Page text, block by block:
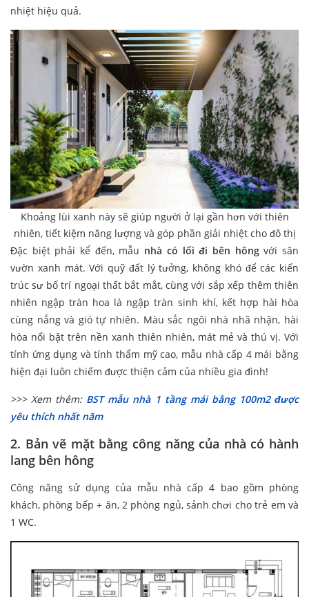
nhiệt hiệu quả.
Khoảng lùi xanh này sẽ giúp người ở lại gần hơn với thiên
nhiên, tiết kiệm năng lượng và góp phần giải nhiệt cho đô thị
Đặc biệt phải kể đến, mẫu nhà có lối đi bên hôngvới sân
vườn xanh mát. Với quỹ đất lý tưởng, không khó để các kiến
trúc sư bố trí ngoại thất bắt mắt, cùng với sắp xếp thêm thiên
nhiên ngập tràn hoa lá ngập tràn sinh khí, kết hợp hài hòa
cùng nắng và gió tự nhiên. Màu sắc ngôi nhà nhã nhặn, hài
hòa nổi bật trên nền xanh thiên nhiên, mát mẻ và thú vị. Với
tính ứng dụng và tính thẩm mỹ cao, mẫu nhà cấp 4 mái bằng
hiện đại luôn chiếm được thiện cảm của nhiều gia đình!
>>> Xem thêm: BST mẫu nhà 1 tầng mái bằng 100m2 được
yêu thích nhất năm
2. Bản vẽ mặt bằng công năng của nhà có hành
lang bên hông
Công năng sử dụng của mẫu nhà cấp 4 bao gồm phòng
khách, phòng bếp + ăn, 2 phòng ngủ, sảnh chơi cho trẻ em và
1 WC.